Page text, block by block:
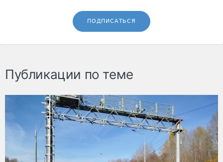
ПОДПИСАТЬСЯ
Публикации по теме